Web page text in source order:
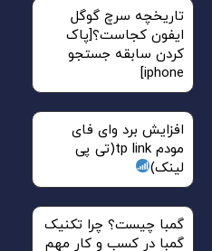
تاریخچه سرچ گوگل
ایفون کجاست؟[پاک
کردن سابقه جستجو
iphone]
افزایش برد وای فای
مودم tp link(تی پی
لینک)
گمبا چیست؟ چرا تکنیک
گمبا در کسب و کار مهم